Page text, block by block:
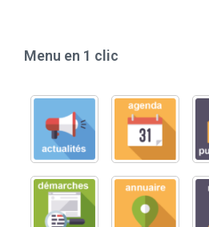
Menu en 1 clic